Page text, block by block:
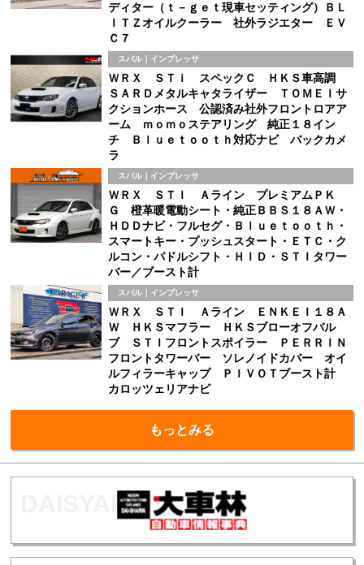
ディター（ｔ－ｇｅｔ現車セッティング）ＢＬ
ＩＴＺオイルクーラー 社外ラジエター ＥＶ
Ｃ７
スバル｜インプレッサ
ＷＲＸ ＳＴｉ スペックＣ ＨＫＳ車高調
ＳＡＲＤメタルキャタライザー ＴＯＭＥＩサ
クションホース 公認済み社外フロントロアア
ーム ｍｏｍｏステアリング 純正１８イン
チ Ｂｌｕｅｔｏｏｔｈ対応ナビ バックカメ
ラ
スバル｜インプレッサ
ＷＲＸ ＳＴＩ Ａライン プレミアムＰＫ
Ｇ 橙革暖電動シート・純正ＢＢＳ１８ＡＷ・
ＨＤＤナビ・フルセグ・Ｂｌｕｅｔｏｏｔｈ・
スマートキー・プッシュスタート・ＥＴＣ・ク
ルコン・パドルシフト・ＨＩＤ・ＳＴＩタワー
バー／ブースト計
スバル｜インプレッサ
ＷＲＸ ＳＴＩ Ａライン ＥＮＫＥＩ１８Ａ
Ｗ ＨＫＳマフラー ＨＫＳブローオフバル
ブ ＳＴＩフロントスポイラー ＰＥＲＲＩＮ
フロントタワーバー ソレノイドカバー オイ
ルフィラーキャップ ＰＩＶＯＴブースト計
カロッツェリアナビ
もっとみる